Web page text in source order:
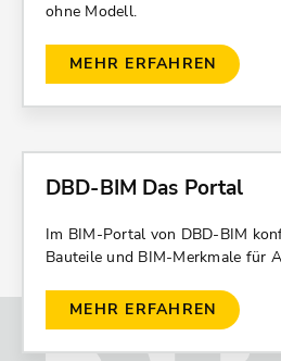
ohne Modell.
MEHR ERFAHREN
DBD-BIM Das Portal
Im BIM-Portal von DBD-BIM
Bauteile und BIM-Merkmale für
MEHR ERFAHREN